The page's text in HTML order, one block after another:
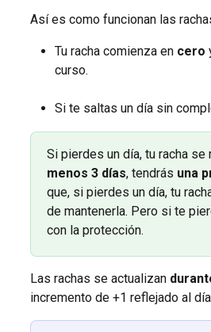
Así es como funcionan las
Tu racha comienza en cero
curso.
Si te saltas un día sin
Si pierdes un día, tu racha
menos 3 días, tendrás una
que, si pierdes un día, tu
de mantenerla. Pero si te
con la protección.
Las rachas se actualizan
incremento de +1 reflejado al